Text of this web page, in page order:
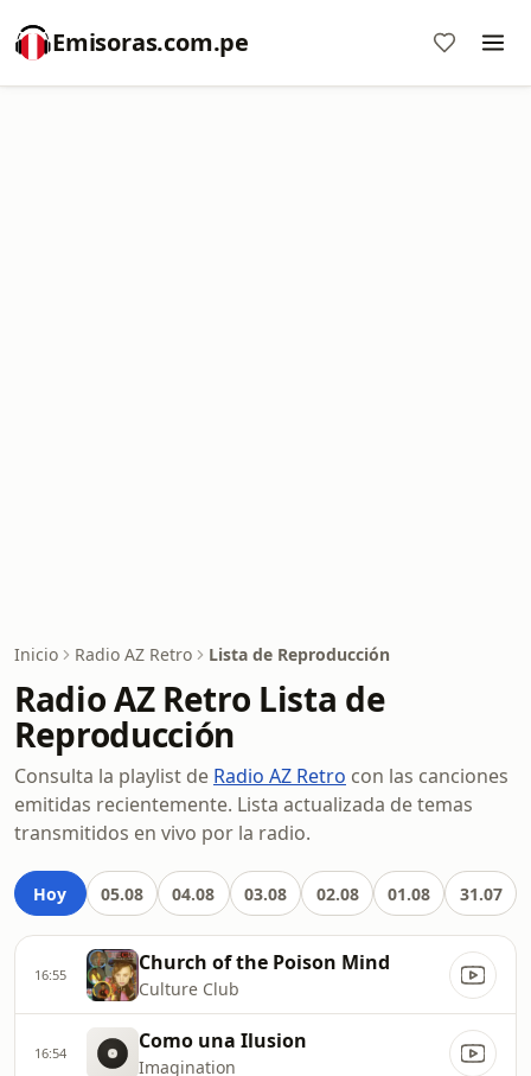
Emisoras.com.pe
Inicio Radio AZ Retro Lista de Reproducción
Radio AZ Retro Lista de
Reproducción
Consulta la playlist de Radio AZ Retro con las canciones
emitidas recientemente. Lista actualizada de temas
transmitidos en vivo por la radio.
Hoy 05.08 04.08 03.08 02.08 01.08 31.07
16:55 Church of the Poison Mind
Culture Club
16:54 Como una Ilusion
Imagination